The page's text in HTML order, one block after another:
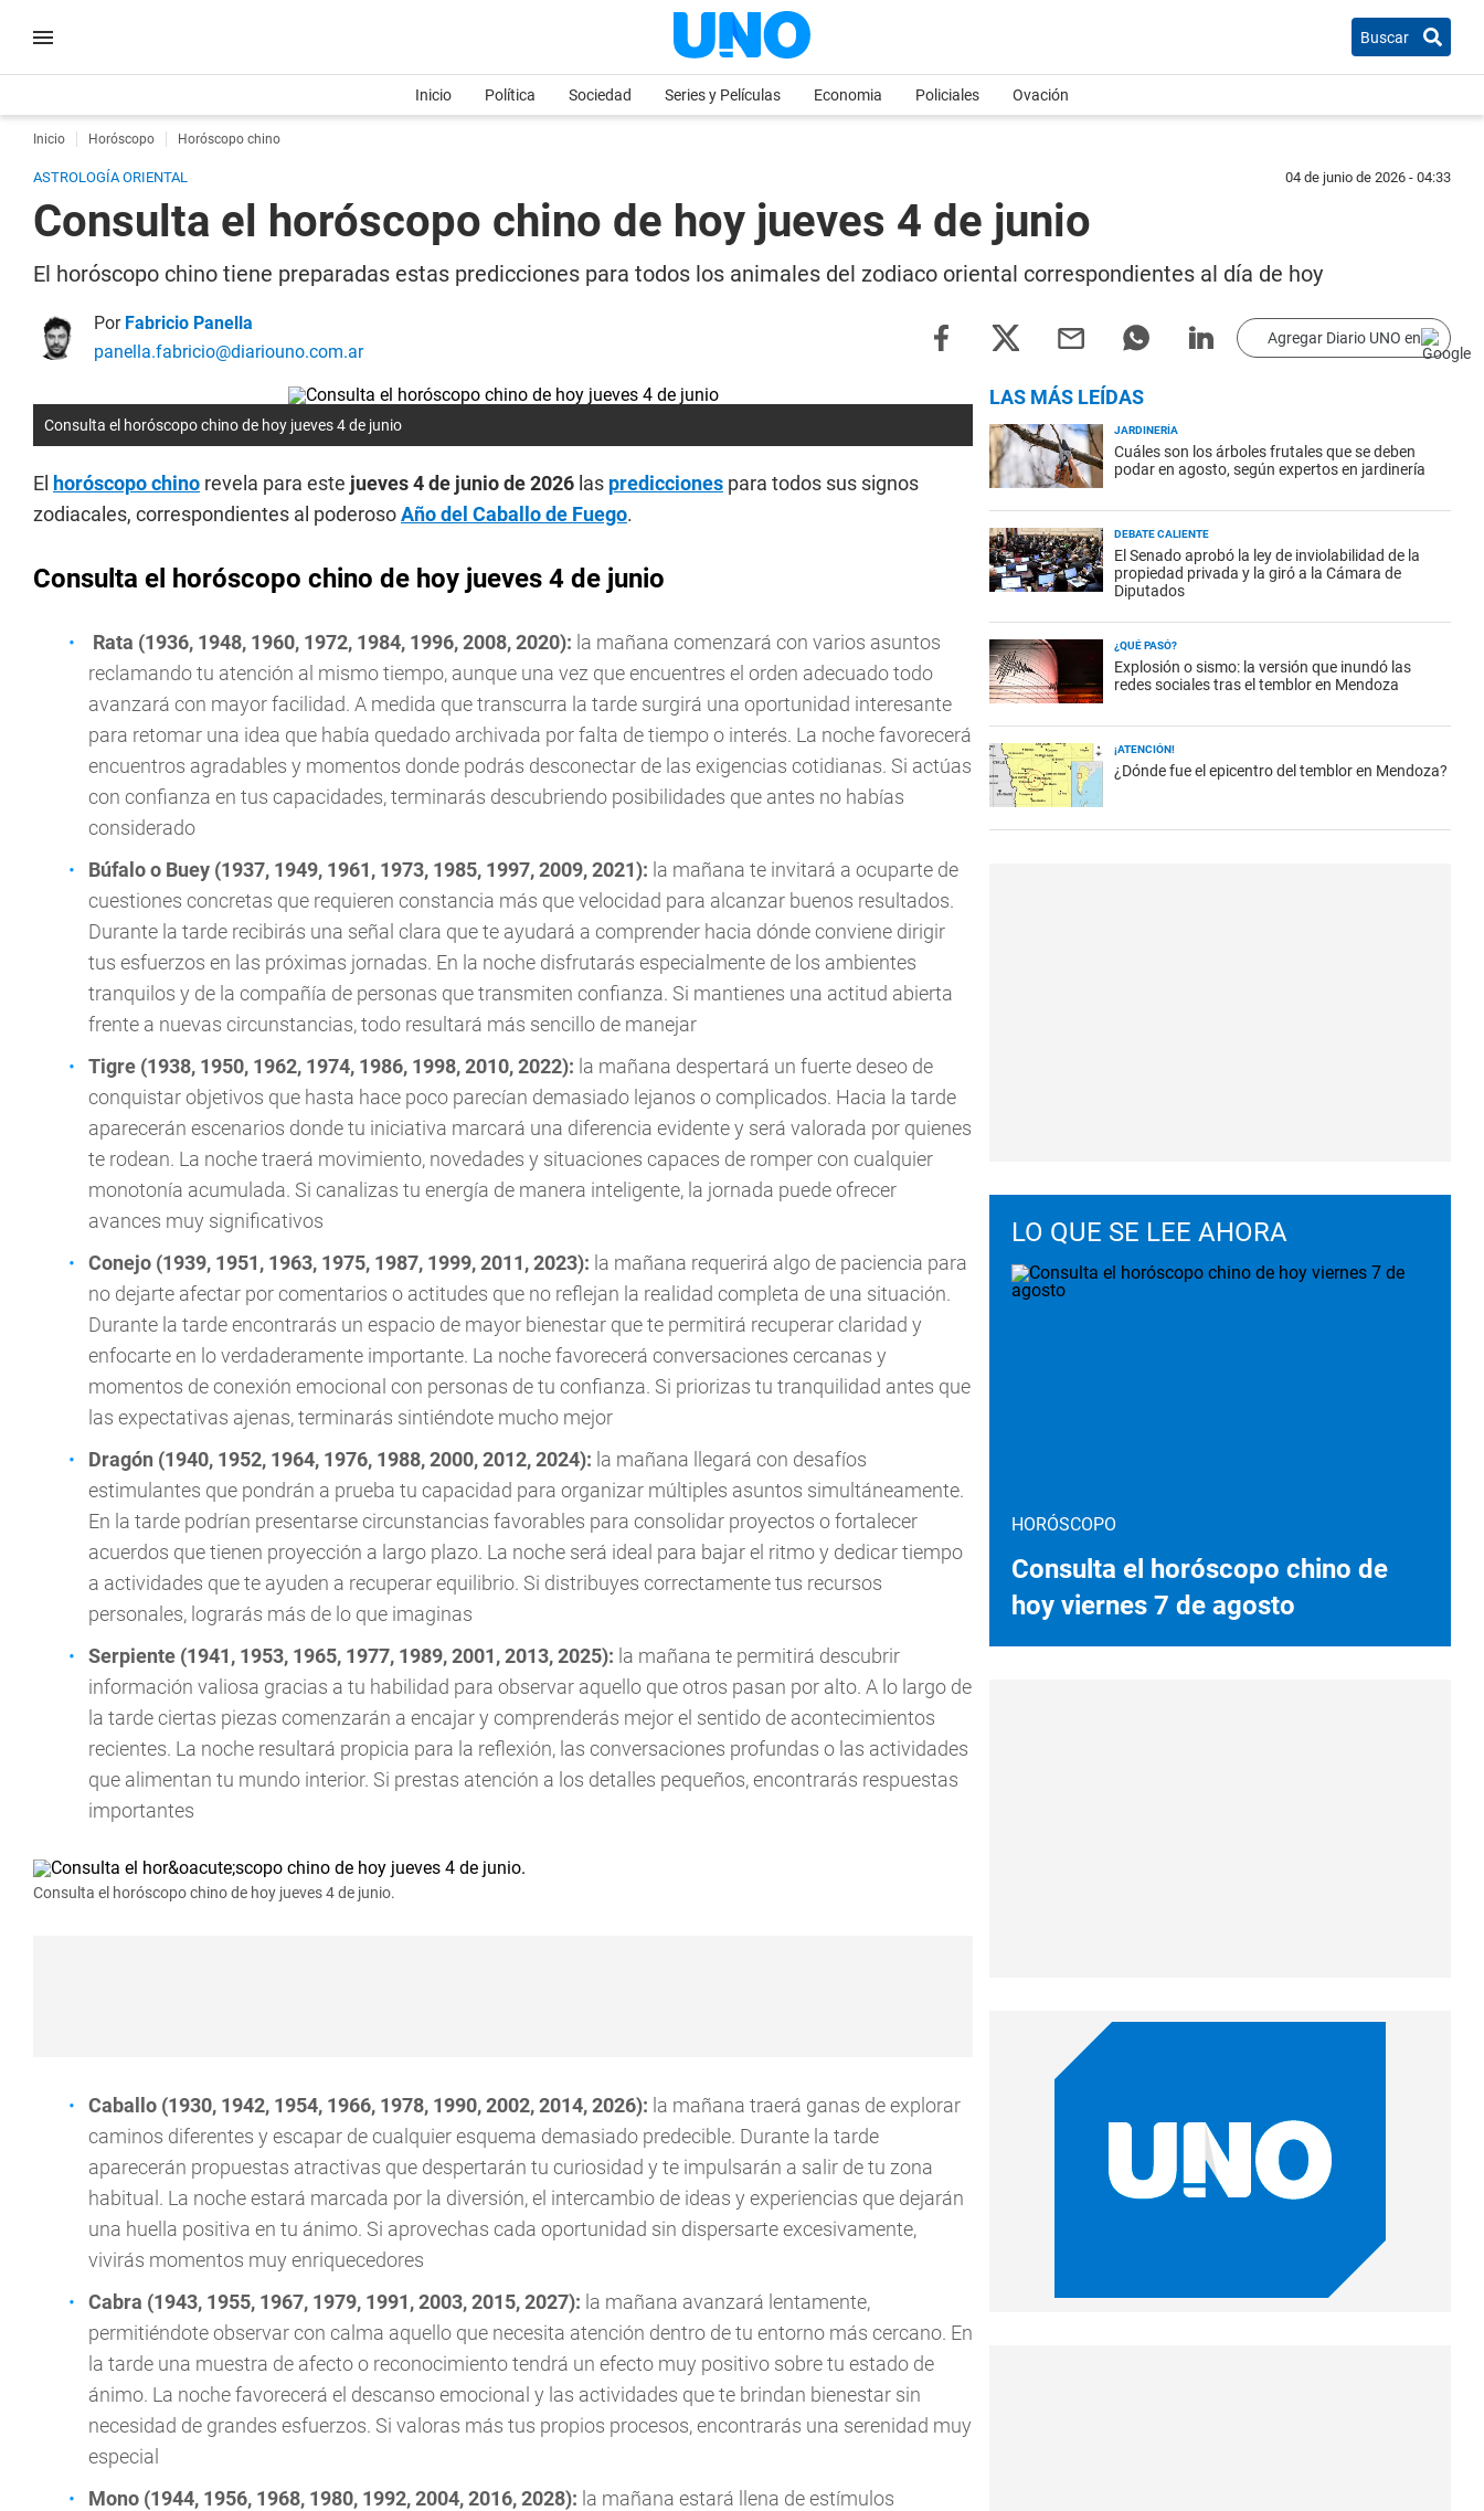
Buscar
Inicio Política Sociedad Series y Películas Economia Policiales Ovación
Inicio Horóscopo Horóscopo chino
ASTROLOGÍA ORIENTAL 04 de junio de 2026 - 04:33
Consulta el horóscopo chino de hoy jueves 4 de junio
El horóscopo chino tiene preparadas estas predicciones para todos los animales del zodiaco oriental correspondientes al día de hoy
Por Fabricio Panella
panella.fabricio@diariouno.com.ar
Agregar Diario UNO en
Consulta el horóscopo chino de hoy jueves 4 de junio
El horóscopo chino revela para este jueves 4 de junio de 2026 las predicciones para todos sus signos
zodiacales, correspondientes al poderosoAño del Caballo de Fuego.
Consulta el horóscopo chino de hoy jueves 4 de junio
Rata (1936, 1948, 1960, 1972, 1984, 1996, 2008, 2020): la mañana comenzará con varios asuntos
reclamando tu atención al mismo tiempo, aunque una vez que encuentres el orden adecuado todo
avanzará con mayor facilidad. A medida que transcurra la tarde surgirá una oportunidad interesante
para retomar una idea que había quedado archivada por falta de tiempo o interés. La noche favorecerá
encuentros agradables y momentos donde podrás desconectar de las exigencias cotidianas. Si actúas
con confianza en tus capacidades, terminarás descubriendo posibilidades que antes no habías
considerado
Búfalo o Buey (1937, 1949, 1961, 1973, 1985, 1997, 2009, 2021): la mañana te invitará a ocuparte de
cuestiones concretas que requieren constancia más que velocidad para alcanzar buenos resultados.
Durante la tarde recibirás una señal clara que te ayudará a comprender hacia dónde conviene dirigir
tus esfuerzos en las próximas jornadas. En la noche disfrutarás especialmente de los ambientes
tranquilos y de la compañía de personas que transmiten confianza. Si mantienes una actitud abierta
frente a nuevas circunstancias, todo resultará más sencillo de manejar
Tigre (1938, 1950, 1962, 1974, 1986, 1998, 2010, 2022): la mañana despertará un fuerte deseo de
conquistar objetivos que hasta hace poco parecían demasiado lejanos o complicados. Hacia la tarde
aparecerán escenarios donde tu iniciativa marcará una diferencia evidente y será valorada por quienes
te rodean. La noche traerá movimiento, novedades y situaciones capaces de romper con cualquier
monotonía acumulada. Si canalizas tu energía de manera inteligente, la jornada puede ofrecer
avances muy significativos
Conejo (1939, 1951, 1963, 1975, 1987, 1999, 2011, 2023): la mañana requerirá algo de paciencia para
no dejarte afectar por comentarios o actitudes que no reflejan la realidad completa de una situación.
Durante la tarde encontrarás un espacio de mayor bienestar que te permitirá recuperar claridad y
enfocarte en lo verdaderamente importante. La noche favorecerá conversaciones cercanas y
momentos de conexión emocional con personas de tu confianza. Si priorizas tu tranquilidad antes que
las expectativas ajenas, terminarás sintiéndote mucho mejor
Dragón (1940, 1952, 1964, 1976, 1988, 2000, 2012, 2024): la mañana llegará con desafíos
estimulantes que pondrán a prueba tu capacidad para organizar múltiples asuntos simultáneamente.
En la tarde podrían presentarse circunstancias favorables para consolidar proyectos o fortalecer
acuerdos que tienen proyección a largo plazo. La noche será ideal para bajar el ritmo y dedicar tiempo
a actividades que te ayuden a recuperar equilibrio. Si distribuyes correctamente tus recursos
personales, lograrás más de lo que imaginas
Serpiente (1941, 1953, 1965, 1977, 1989, 2001, 2013, 2025): la mañana te permitirá descubrir
información valiosa gracias a tu habilidad para observar aquello que otros pasan por alto. A lo largo de
la tarde ciertas piezas comenzarán a encajar y comprenderás mejor el sentido de acontecimientos
recientes. La noche resultará propicia para la reflexión, las conversaciones profundas o las actividades
que alimentan tu mundo interior. Si prestas atención a los detalles pequeños, encontrarás respuestas
importantes
Consulta el horóscopo chino de hoy jueves 4 de junio.
Caballo (1930, 1942, 1954, 1966, 1978, 1990, 2002, 2014, 2026): la mañana traerá ganas de explorar
caminos diferentes y escapar de cualquier esquema demasiado predecible. Durante la tarde
aparecerán propuestas atractivas que despertarán tu curiosidad y te impulsarán a salir de tu zona
habitual. La noche estará marcada por la diversión, el intercambio de ideas y experiencias que dejarán
una huella positiva en tu ánimo. Si aprovechas cada oportunidad sin dispersarte excesivamente,
vivirás momentos muy enriquecedores
Cabra (1943, 1955, 1967, 1979, 1991, 2003, 2015, 2027): la mañana avanzará lentamente,
permitiéndote observar con calma aquello que necesita atención dentro de tu entorno más cercano. En
la tarde una muestra de afecto o reconocimiento tendrá un efecto muy positivo sobre tu estado de
ánimo. La noche favorecerá el descanso emocional y las actividades que te brindan bienestar sin
necesidad de grandes esfuerzos. Si valoras más tus propios procesos, encontrarás una serenidad muy
especial
Mono (1944, 1956, 1968, 1980, 1992, 2004, 2016, 2028): la mañana estará llena de estímulos
LAS MÁS LEÍDAS
JARDINERÍA
Cuáles son los árboles frutales que se deben
podar en agosto, según expertos en jardinería
DEBATE CALIENTE
El Senado aprobó la ley de inviolabilidad de la
propiedad privada y la giró a la Cámara de
Diputados
¿QUÉ PASÓ?
Explosión o sismo: la versión que inundó las
redes sociales tras el temblor en Mendoza
¡ATENCIÓN!
¿Dónde fue el epicentro del temblor en Mendoza?
LO QUE SE LEE AHORA
HORÓSCOPO
Consulta el horóscopo chino de
hoy viernes 7 de agosto